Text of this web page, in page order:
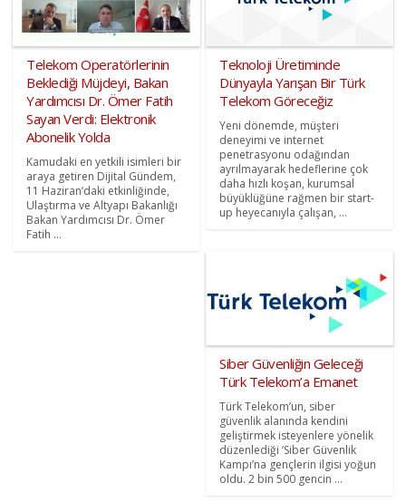
Telekom Operatörlerinin
Beklediği Müjdeyi, Bakan
Yardımcısı Dr. Ömer Fatih
Sayan Verdi: Elektronik
Abonelik Yolda
Kamudaki en yetkili isimleri bir
araya getiren Dijital Gündem,
11 Haziran’daki etkinliğinde,
Ulaştırma ve Altyapı Bakanlığı
Bakan Yardımcısı Dr. Ömer
Fatih ...
Teknoloji Üretiminde
Dünyayla Yarışan Bir Türk
Telekom Göreceğiz
Yeni dönemde, müşteri
deneyimi ve internet
penetrasyonu odağından
ayrılmayarak hedeflerine çok
daha hızlı koşan, kurumsal
büyüklüğüne rağmen bir start-
up heyecanıyla çalışan, ...
Siber Güvenliğin Geleceği
Türk Telekom’a Emanet
Türk Telekom’un, siber
güvenlik alanında kendini
geliştirmek isteyenlere yönelik
düzenlediği ‘Siber Güvenlik
Kampı’na gençlerin ilgisi yoğun
oldu. 2 bin 500 gencin ...